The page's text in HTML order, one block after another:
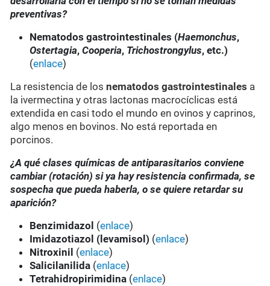
preventivas?
Nematodos gastrointestinales (Haemonchus,
Ostertagia,Cooperia, Trichostrongylus, etc.)
(enlace)
La resistencia de losnematodos gastrointestinales a
la ivermectina y otras lactonas macrocíclicas está
extendida en casi todo el mundo en ovinos y caprinos,
algo menos en bovinos. No está reportada en
porcinos.
¿A qué clases químicas de antiparasitarios conviene
cambiar (rotación) si ya hay resistencia confirmada, se
sospecha que pueda haberla, o se quiere retardar su
aparición?
Benzimidazol (enlace)
Imidazotiazol (levamisol) (enlace)
Nitroxinil (enlace)
Salicilanilida (enlace)
Tetrahidropirimidina (enlace)